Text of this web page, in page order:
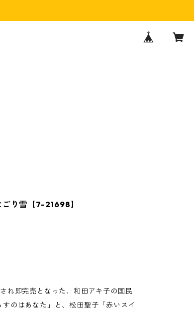
り雪【7-21698】
れ即完売となった、和田アキ子の国民
のはあなた」と、松田聖子「赤いスイ